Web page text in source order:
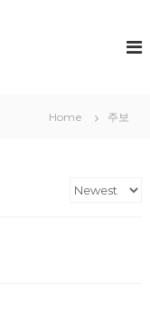
Home 주보